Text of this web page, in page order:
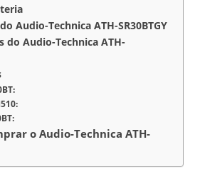
Audio-Technica ATH-SR30BTGY
do Audio-Technica ATH-
o Audio-Technica ATH-